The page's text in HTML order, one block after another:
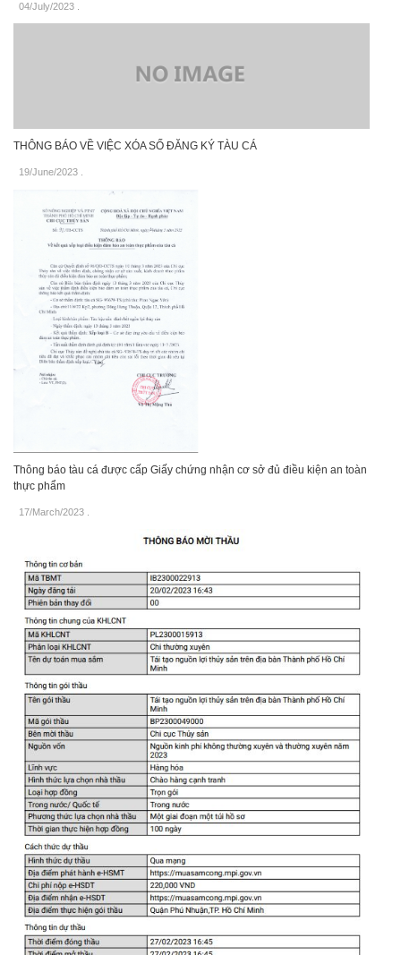
04/July/2023
THÔNG BÁO VỀ VIỆC XÓA SỐ ĐĂNG KÝ TÀU CÁ
19/June/2023
Thông báo tàu cá được cấp Giấy chứng nhận cơ sở đủ điều kiện an toàn
thực phẩm
17/March/2023